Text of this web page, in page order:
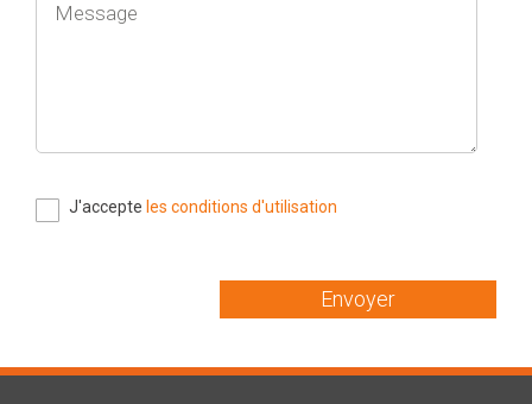
J'accepte les conditions d'utilisation
Envoyer